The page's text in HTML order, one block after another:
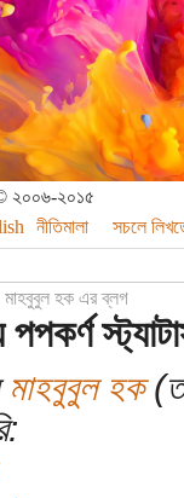
© ২০০৬-২০১৫
নীতিমালা সচলে
মাহবুবুল হক এর ব্লগ
মাহবুবুল হক